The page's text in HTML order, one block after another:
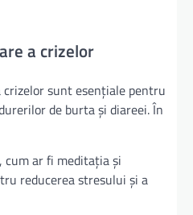
a crizelor
sunt esențiale pentru
de burta și diareei. În
cum ar fi meditația și
reducerea stresului și a